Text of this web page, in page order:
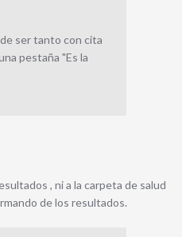
ser tanto con cita
pestaña "Es la
, ni a la carpeta de salud
de los resultados.